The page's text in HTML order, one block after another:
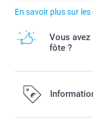
En savoir plus sur
Vous
fôte ?